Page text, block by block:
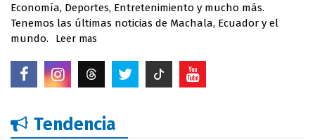
Economía, Deportes, Entretenimiento y mucho más.
Tenemos las últimas noticias de Machala, Ecuador y el
mundo.
Leer mas
Tendencia